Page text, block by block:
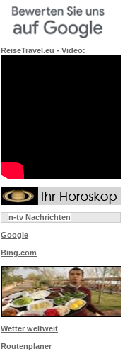
ReiseTravel.eu - Video:
n-tv Nachrichten
Google
Bing.com
Wetter weltweit
Routenplaner